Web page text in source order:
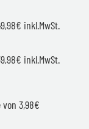
inkl.MwSt.
inkl.MwSt.
3,98€